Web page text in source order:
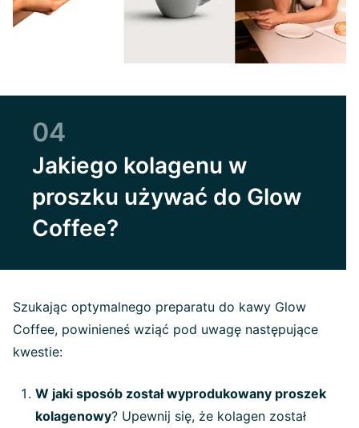
04
Jakiego kolagenu w
proszku używać do Glow
Coffee?
Szukając optymalnego preparatu do kawy Glow
Coffee, powinieneś wziąć pod uwagę następujące
kwestie:
W jaki sposób został wyprodukowany proszek
kolagenowy? Upewnij się, że kolagen został